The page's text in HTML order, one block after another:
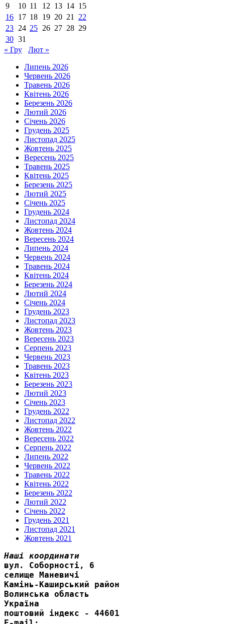
9
10 11 12 13 14 15
16 17 18 19 20 21
22
23 24 25 26 27 28 29
30 31
« Гру
Лют »
Липень 2026
Червень 2026
Травень 2026
Квітень 2026
Березень 2026
Лютий 2026
Січень 2026
Грудень 2025
Листопад 2025
Жовтень 2025
Вересень 2025
Травень 2025
Квітень 2025
Березень 2025
Лютий 2025
Січень 2025
Грудень 2024
Листопад 2024
Жовтень 2024
Вересень 2024
Липень 2024
Червень 2024
Травень 2024
Квітень 2024
Березень 2024
Лютий 2024
Січень 2024
Грудень 2023
Листопад 2023
Жовтень 2023
Вересень 2023
Серпень 2023
Червень 2023
Травень 2023
Квітень 2023
Березень 2023
Лютий 2023
Січень 2023
Грудень 2022
Листопад 2022
Жовтень 2022
Вересень 2022
Серпень 2022
Липень 2022
Червень 2022
Травень 2022
Квітень 2022
Березень 2022
Лютий 2022
Січень 2022
Грудень 2021
Листопад 2021
Жовтень 2021
Наші координати
вул. Соборності, 6
селище Маневичі
Камінь-Каширський район
Волинська область
Україна
поштовий індекс - 44601